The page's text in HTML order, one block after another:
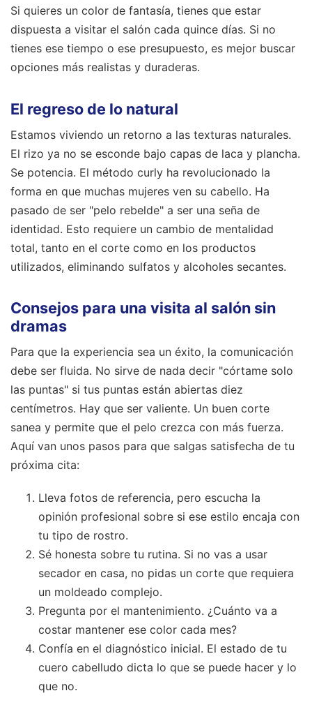
Si quieres un color de fantasía, tienes que estar
dispuesta a visitar el salón cada quince días. Si no
tienes ese tiempo o ese presupuesto, es mejor buscar
opciones más realistas y duraderas.
El regreso de lo natural
Estamos viviendo un retorno a las texturas naturales.
El rizo ya no se esconde bajo capas de laca y plancha.
Se potencia. El método curly ha revolucionado la
forma en que muchas mujeres ven su cabello. Ha
pasado de ser "pelo rebelde" a ser una seña de
identidad. Esto requiere un cambio de mentalidad
total, tanto en el corte como en los productos
utilizados, eliminando sulfatos y alcoholes secantes.
Consejos para una visita al salón sin
dramas
Para que la experiencia sea un éxito, la comunicación
debe ser fluida. No sirve de nada decir "córtame solo
las puntas" si tus puntas están abiertas diez
centímetros. Hay que ser valiente. Un buen corte
sanea y permite que el pelo crezca con más fuerza.
Aquí van unos pasos para que salgas satisfecha de tu
próxima cita:
Lleva fotos de referencia, pero escucha la
opinión profesional sobre si ese estilo encaja con
tu tipo de rostro.
Sé honesta sobre tu rutina. Si no vas a usar
secador en casa, no pidas un corte que requiera
un moldeado complejo.
Pregunta por el mantenimiento. ¿Cuánto va a
costar mantener ese color cada mes?
Confía en el diagnóstico inicial. El estado de tu
cuero cabelludo dicta lo que se puede hacer y lo
que no.